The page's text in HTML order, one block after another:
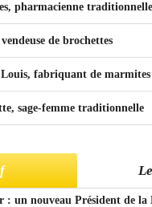
pharmacienne traditionnelle
de brochettes
Louis, fabriquant de
sage-femme traditionnelle
: un nouveau Président de